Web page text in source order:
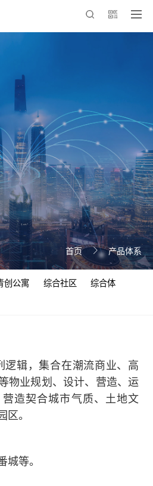
首页  产品体系
创公寓 综合社区
综合体
逻辑，集合在潮流商业、高
物业规划、设计、营造、运
造契合城市气质、土地文
。
等。